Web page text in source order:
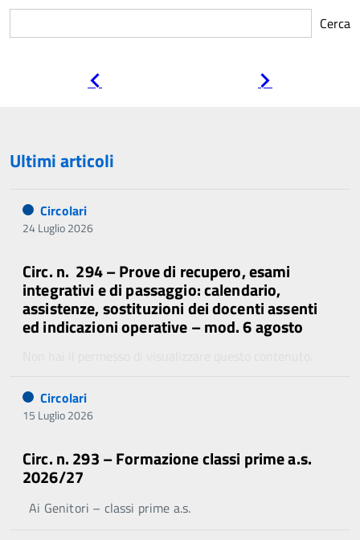
Cerca
Ultimi articoli
Circolari
24 Luglio 2026
Circ. n. 294 – Prove di recupero, esami
integrativi e di passaggio: calendario,
assistenze, sostituzioni dei docenti assenti
ed indicazioni operative – mod. 6 agosto
Circolari
15 Luglio 2026
Circ. n. 293 – Formazione classi prime a.s.
2026/27
Ai Genitori – classi prime a.s.